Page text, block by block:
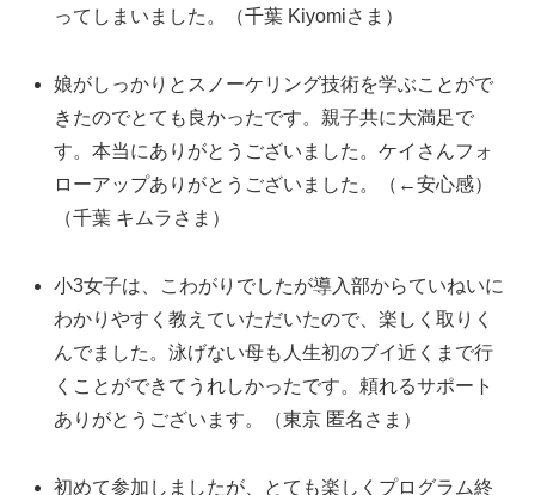
ってしまいました。（千葉 Kiyomiさま）
娘がしっかりとスノーケリング技術を学ぶことがで
きたのでとても良かったです。親子共に大満足で
す。本当にありがとうございました。ケイさんフォ
ローアップありがとうございました。（←安心感）
（千葉 キムラさま）
小3女子は、こわがりでしたが導入部からていねいに
わかりやすく教えていただいたので、楽しく取りく
んでました。泳げない母も人生初のブイ近くまで行
くことができてうれしかったです。頼れるサポート
ありがとうございます。（東京 匿名さま）
初めて参加しましたが、とても楽しくプログラム終